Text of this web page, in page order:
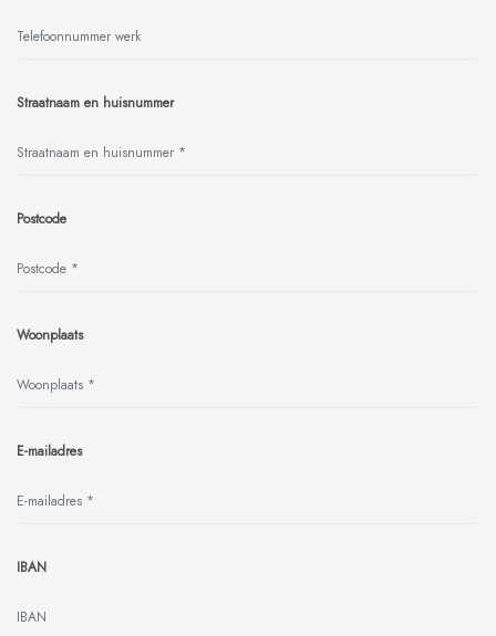
Straatnaam en huisnummer
Postcode
Woonplaats
E-mailadres
IBAN